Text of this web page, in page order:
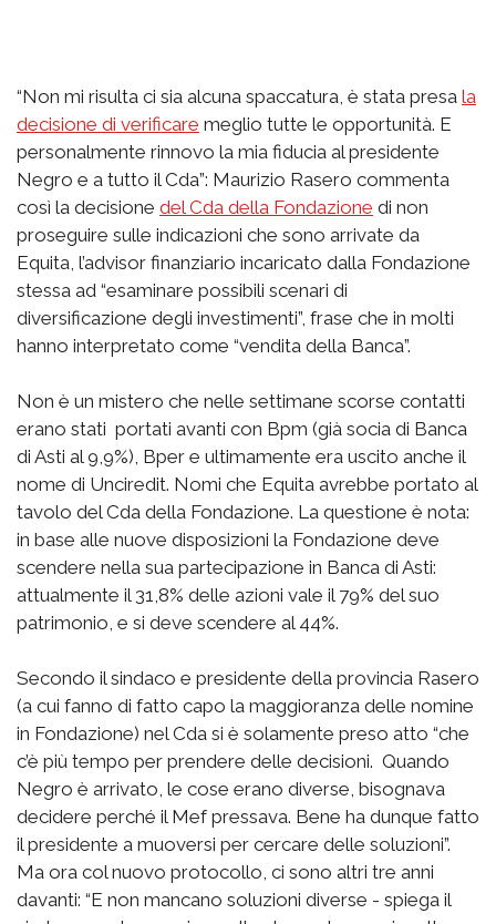
“Non mi risulta ci sia alcuna spaccatura, è stata presa la
decisione di verificare meglio tutte le opportunità. E
personalmente rinnovo la mia fiducia al presidente
Negro e a tutto il Cda”: Maurizio Rasero commenta
così la decisione del Cda della Fondazione di non
proseguire sulle indicazioni che sono arrivate da
Equita, l’advisor finanziario incaricato dalla Fondazione
stessa ad “esaminare possibili scenari di
diversificazione degli investimenti”, frase che in molti
hanno interpretato come “vendita della Banca”.
Non è un mistero che nelle settimane scorse contatti
erano stati portati avanti con Bpm (già socia di Banca
di Asti al 9,9%), Bper e ultimamente era uscito anche il
nome di Unciredit. Nomi che Equita avrebbe portato al
tavolo del Cda della Fondazione. La questione è nota:
in base alle nuove disposizioni la Fondazione deve
scendere nella sua partecipazione in Banca di Asti:
attualmente il 31,8% delle azioni vale il 79% del suo
patrimonio, e si deve scendere al 44%.
Secondo il sindaco e presidente della provincia Rasero
(a cui fanno di fatto capo la maggioranza delle nomine
in Fondazione) nel Cda si è solamente preso atto “che
c’è più tempo per prendere delle decisioni. Quando
Negro è arrivato, le cose erano diverse, bisognava
decidere perché il Mef pressava. Bene ha dunque fatto
il presidente a muoversi per cercare delle soluzioni”.
Ma ora col nuovo protocollo, ci sono altri tre anni
davanti: “E non mancano soluzioni diverse - spiega il